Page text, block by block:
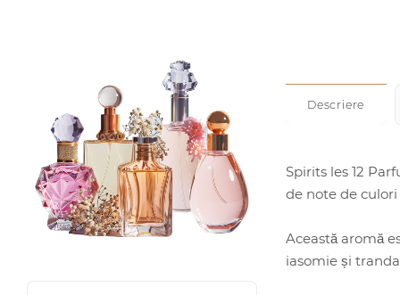
Descriere
Spirits les 12
de note de
Această aromă
iasomie și